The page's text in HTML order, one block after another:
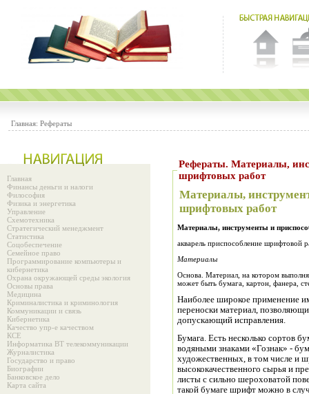
Главная: Рефераты
Главная
Финансы деньги и налоги
Философия
Физика и энергетика
Управление
Схемотехника
Стратегический менеджмент
Статистика
Соцобеспечение
Семейное право
Программирование компьютеры и
кибернетика
Охрана окружающей среды экология
Основы права
Медицина
Криминалистика и криминология
Коммуникации и связь
Кибернетика
Качество упр-е качеством
КСЕ
Информатика ВТ телекоммуникации
Журналистика
Государство и право
Биографии
Банковское дело
Карта сайта
Рефераты. Материалы, инструменты и приспособления для
шрифтовых работ
Материалы,
шрифтовых работ
Материалы, инструменты и
акварель приспособление шрифтовой
Материалы
Основа. Материал, на котором
может быть бумага, картон, фанера,
Наиболее широкое применение
переноски материал,
допускающий исправления.
Бумага. Есть несколько сортов
водяными знаками «Гознак» -
художественных, в том числе и
высококачественного сырья и
листы с сильно шероховатой
такой бумаге шрифт можно в